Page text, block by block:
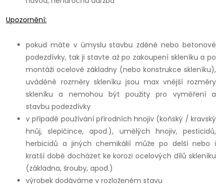
Upozornění:
pokud máte v úmyslu stavbu zděné nebo betonové
podezdívky, tak ji stavte až po zakoupení skleníku a po
montáži ocelové základny (nebo konstrukce skleníku),
uváděné rozměry skleníku jsou max vnější rozměry
skleníku a nemohou být použity pro vyměření a
stavbu podezdívky
v případě používání přírodních hnojiv (koňský / kravský
hnůj, slepičince, apod.), umělých hnojiv, pesticidů,
herbicidů a jiných chemikálií může po delší nebo i
kratší době docházet ke korozi ocelových dílů skleníku
(základna, šrouby, apod.)
výrobek dodáváme v rozloženém stavu